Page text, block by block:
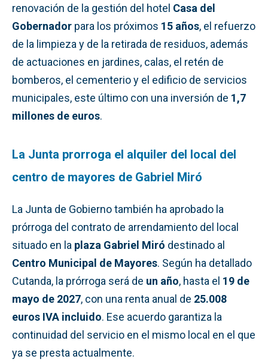
renovación de la gestión del hotel Casa del
Gobernador para los próximos 15 años, el refuerzo
de la limpieza y de la retirada de residuos, además
de actuaciones en jardines, calas, el retén de
bomberos, el cementerio y el edificio de servicios
municipales, este último con una inversión de 1,7
millones de euros.
La Junta prorroga el alquiler del local del
centro de mayores de Gabriel Miró
La Junta de Gobierno también ha aprobado la
prórroga del contrato de arrendamiento del local
situado en la plaza Gabriel Miró destinado al
Centro Municipal de Mayores. Según ha detallado
Cutanda, la prórroga será de un año, hasta el 19 de
mayo de 2027, con una renta anual de 25.008
euros IVA incluido. Ese acuerdo garantiza la
continuidad del servicio en el mismo local en el que
ya se presta actualmente.